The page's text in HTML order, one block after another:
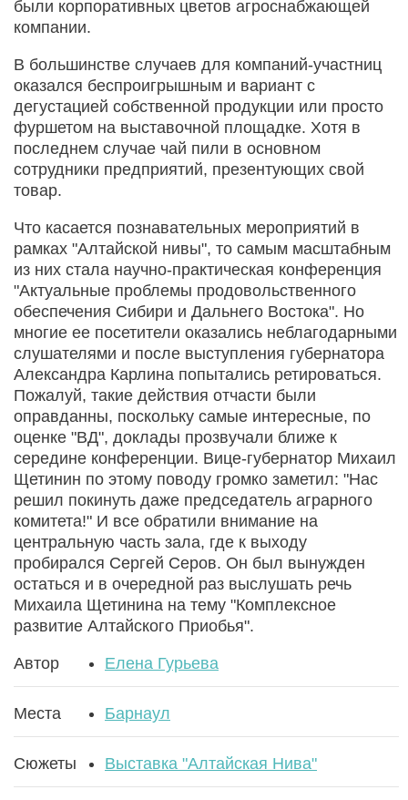
были корпоративных цветов агроснабжающей
компании.
В большинстве случаев для компаний-участниц
оказался беспроигрышным и вариант с
дегустацией собственной продукции или просто
фуршетом на выставочной площадке. Хотя в
последнем случае чай пили в основном
сотрудники предприятий, презентующих свой
товар.
Что касается познавательных мероприятий в
рамках "Алтайской нивы", то самым масштабным
из них стала научно-практическая конференция
"Актуальные проблемы продовольственного
обеспечения Сибири и Дальнего Востока". Но
многие ее посетители оказались неблагодарными
слушателями и после выступления губернатора
Александра Карлина попытались ретироваться.
Пожалуй, такие действия отчасти были
оправданны, поскольку самые интересные, по
оценке "ВД", доклады прозвучали ближе к
середине конференции. Вице-губернатор Михаил
Щетинин по этому поводу громко заметил: "Нас
решил покинуть даже председатель аграрного
комитета!" И все обратили внимание на
центральную часть зала, где к выходу
пробирался Сергей Серов. Он был вынужден
остаться и в очередной раз выслушать речь
Михаила Щетинина на тему "Комплексное
развитие Алтайского Приобья".
Автор Елена Гурьева
Места Барнаул
Сюжеты Выставка "Алтайская Нива"